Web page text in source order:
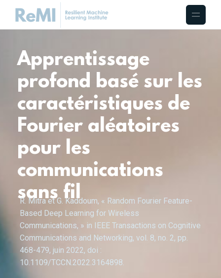
Apprentissage
profond basé sur les
caractéristiques de
Fourier aléatoires
pour les
communications
sans fil
R. Mitra et G. Kaddoum, « Random Fourier Feature-
Based Deep Learning for Wireless
Communications, » in IEEE Transactions on Cognitive
Communications and Networking, vol. 8, no. 2, pp.
468-479, juin 2022, doi :
10.1109/TCCN.2022.3164898.